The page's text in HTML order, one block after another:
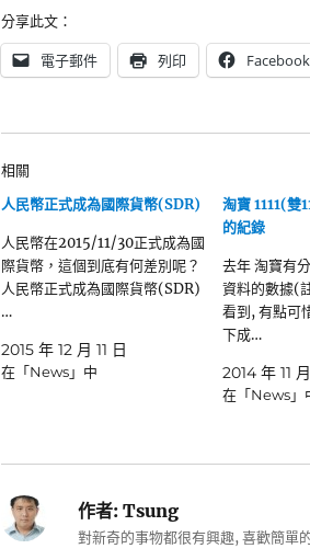
分享此文：
電子郵件 列印 Facebook
相關
人民幣正式成為國際貨幣(SDR)
人民幣在2015/11/30正式成為國
際貨幣，這個到底有何差別呢？
人民幣正式成為國際貨幣(SDR)
…
2015 年 12 月 11 日
在「News」中
淘寶 1111(雙
的紀錄
去年 淘寶有
資料的數據(
看到, 有點可
下成…
2014 年 11
在「News」
作者:Tsung
對新奇的事物都很有興趣, 喜歡簡單